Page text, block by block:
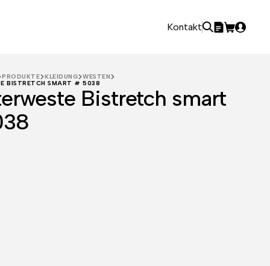
Kontakt
PRODUKTE KLEIDUNG
WESTEN
BISTRETCH SMART # 5038
Bistretch smart